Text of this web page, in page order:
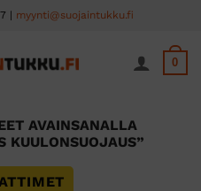
| myynti@suojaintukku.fi
0
AVAINSANALLA
KUULONSUOJAUS”